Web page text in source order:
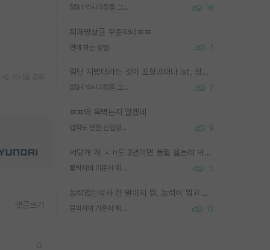
SSH 박사과정을 그만두고 지방대 박사로 옮기면 교수의 꿈은 끝일까요? 16
피해망상글 꾸준하네ㅉㅉ
편애 하는 방법 7
일단 지방대라는 것이 포항공대나 ist, 상위 지거국은 아니라고 생각하겠습니다. 그런곳은 서성한에 비해 소위 대학 네임밸류가 크게 뒤떨어지지는 않으니까요. 대학 이름이 중요하냐? 당연합니다. 대학 이름이 좋아서 좋은 아웃풋이 나오는 것이냐, 좋은 대학은 좋은 사람과 좋은 기회가 몰려있으니 아웃풋도 자연스럽게 좋아지는 것이냐? 대답하기 어려운 문제입니다. 아직 한국 사회에서 학벌을 보는 것도, 특히 이공계를 중심으로 학벌보다는 실적 위주라는 분위기가 형성되는 것도 사실입니다. 지방대 출신으로 전임교수가 될수 있느냐? 가능 불가능을 따지면 당연히 가능입니다. 지방대 박사 출신으로 전임교원이 된 경우가 실제로 있으니까요. 현실적인 가능성이 있느냐? 지금 이정도 대학의 교수가 되고싶다고 생각되는 대학 들어가서 컴공과 교수 목록 켜고 박사 어디서 받았는지 쭉 한번 보세요. 냉정하게 지방대 출신인 분들이 많지는 않으실겁니다.
SSH 박사과정을 그만두고 지방대 박사로 옮기면 교수의 꿈은 끝일까요? 7
ㅉㅉ왜 욕먹는지 알겠네
입학도 안한 신입생이 원래 관심을 받나요 9
서당개 개 ㅅㄲ도 3년이면 풍월 읊는데 박사 5년 이상 대리고 있으면서 물된건 교수 탓 맞는ㄱ게 거기가 서당이 아니란 소리임
물박사의 기준이 뭐임? 11
능력없는박사 란 말이지 뭐. 능력이 뭐고 능력이 있다는게 뭔지는 사람마다 기준이 다르니까 얘기해봐야 서로 자기 기준만 얘기해서 논쟁이 끝이 안나고. 주위에서 능력있고 야심있는 신입생이 교수가 유의미한 피드백을 아예 안주면서 제대로된 과제에 참여해볼 기회도 제공하지 않고 잡일 뺑뺑이만 돌려서 맨날 단순작업만 하면서 밤새다가 눈빛이 점점 죽어가는걸 본 사람은 물박사는 교수탓이라고 하고, 교수는 이것저것 알려도 주고 기회도 주고 사수 동기 붙여주면서 어떻게든 끌고가려고 하는데 본인이 매일 뺀질거리면서 출근 하는둥마는둥 하다가 기껏 와서도 폰이나 쳐다보다가 실험 망치고 저녁약속있어서 먼저 가볼게요~ 하는걸 본 사람은 물박사는 본인탓이라고 함.
물박사의 기준이 뭐임? 12
댓글쓰기